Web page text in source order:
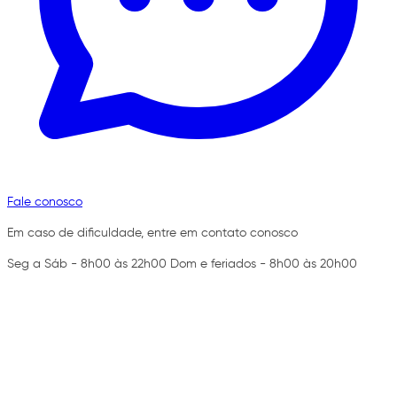
Fale conosco
Em caso de dificuldade, entre em contato conosco
Seg a Sáb - 8h00 às 22h00 Dom e feriados - 8h00 às 20h00